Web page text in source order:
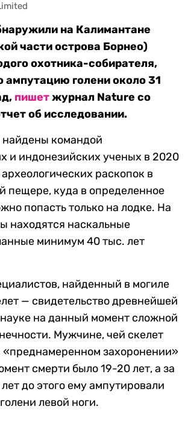
на Калимантане
части острова Борнео)
охотника-собирателя,
ампутацию голени около 31
пишетжурнал Nature со
об исследовании.
командой
и индонезийских ученых в 2020
раскопок в
пещере, куда в определенное
попасть только на лодке. На
находятся наскальные
минимум 40 тыс. лет
найденный в могиле
— свидетельство древнейшей
на данный момент сложной
Мужчине, чей скелет
захоронении»
смерти было 19-20 лет, а за
до этого ему ампутировали
левой ноги.